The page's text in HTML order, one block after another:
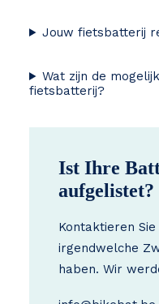
Jouw fietsbatterij
Wat zijn de
fietsbatterij?
Ist Ihre
aufgelistet?
Kontaktieren Sie
irgendwelche
haben. Wir